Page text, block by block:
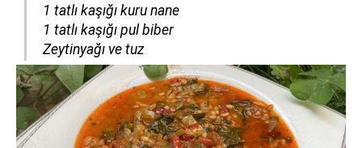
1 tatlı kaşığı kuru nane
1 tatlı kaşığı pul biber
Zeytinyağı ve tuz